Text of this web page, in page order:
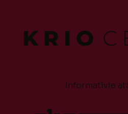
Informatīvie